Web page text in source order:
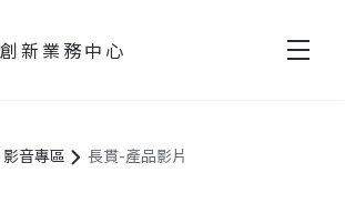
創新業務中心
影音專區 長貫-產品影片